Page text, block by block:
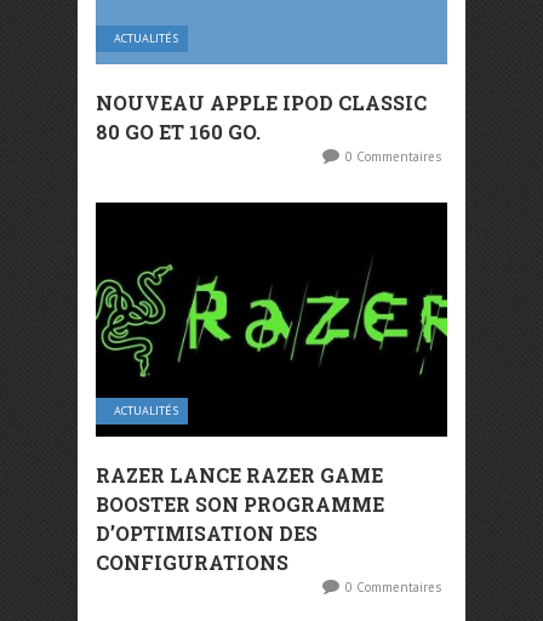
ACTUALITÉS
NOUVEAU APPLE IPOD CLASSIC
80 GO ET 160 GO.
0 Commentaires
ACTUALITÉS
RAZER LANCE RAZER GAME
BOOSTER SON PROGRAMME
D’OPTIMISATION DES
CONFIGURATIONS
0 Commentaires